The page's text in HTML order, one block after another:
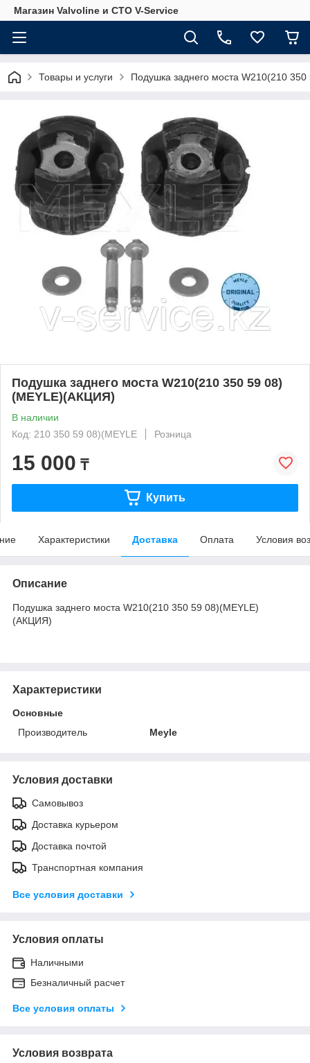
Магазин Valvoline и СТО V-Service
Товары и услуги Подушка заднего моста W210(210
Подушка заднего моста W210(210 350 59 08)
(MEYLE)(АКЦИЯ)
В наличии
Код: 210 350 59 08)(MEYLE
Розница
15 000 ₸
Купить
Характеристики Доставка Оплата Условия
Описание
Подушка заднего моста W210(210 350 59 08)(MEYLE)
(АКЦИЯ)
Характеристики
Основные
Производитель
Meyle
Условия доставки
Самовывоз
Доставка курьером
Доставка почтой
Транспортная компания
Все условия доставки
Условия оплаты
Наличными
Безналичный расчет
Все условия оплаты
Условия возврата